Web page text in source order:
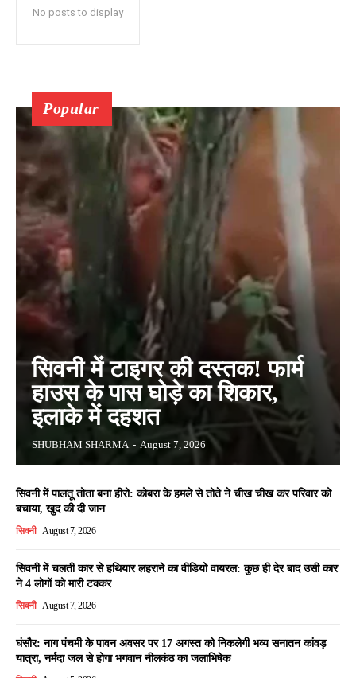
No posts to display
Popular
सिवनी में टाइगर की दस्तक! फार्म
हाउस के पास घोड़े का शिकार,
इलाके में दहशत
SHUBHAM SHARMA - August 7, 2026
सिवनी में पालतू तोता बना हीरो: कोबरा के हमले से तोते ने चीख चीख कर परिवार को
बचाया, खुद की दी जान
सिवनी August 7, 2026
सिवनी में चलती कार से हथियार लहराने का वीडियो वायरल: कुछ ही देर बाद उसी कार
ने 4 लोगों को मारी टक्कर
सिवनी August 7, 2026
घंसौर: नाग पंचमी के पावन अवसर पर 17 अगस्त को निकलेगी भव्य सनातन कांवड़
यात्रा, नर्मदा जल से होगा भगवान नीलकंठ का जलाभिषेक